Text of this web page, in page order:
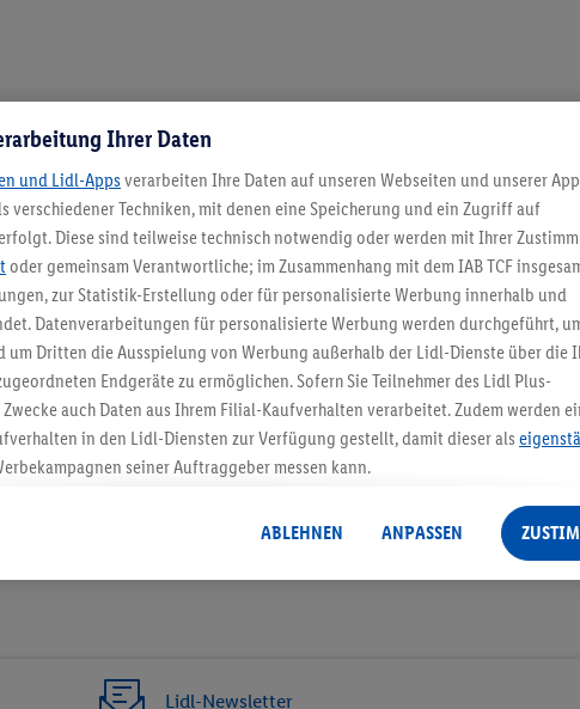
5.95 € Versand sparen³²ᵃ
Jetzt zum Newsletter anmelden
Gutschein sichern!
Lidl-Newsletter
Ihrer Daten
und Lidl-Apps verarbeiten Ihre Daten auf unseren Webseiten und unserer App
verschiedener Techniken, mit denen eine Speicherung und ein Zugriff auf
Diese sind teilweise technisch notwendig oder werden mit Ihrer
oder gemeinsam Verantwortliche; im Zusammenhang mit dem IAB TCF
zur Statistik-Erstellung oder für personalisierte Werbung innerhalb und
Datenverarbeitungen für personalisierte Werbung werden durchgeführt,
um Dritten die Ausspielung von Werbung außerhalb der Lidl-Dienste über die
Endgeräte zu ermöglichen. Sofern Sie Teilnehmer des Lidl Plus-
auch Daten aus Ihrem Filial-Kaufverhalten verarbeitet. Zudem werden
in den Lidl-Diensten zur Verfügung gestellt, damit dieser als
seiner Auftraggeber messen kann.
die Zusammenführung von Daten (z.B. über Ihre Nutzung der Lidl-Dienste,
Informationen aus Ihrem Kundenkonto - z.B. Alter oder Geschlecht - sowie Ihre
verschiedene Endgeräte und Lidl-Dienste hinweg einschließlich dem
ABLEHNEN ANPASSEN